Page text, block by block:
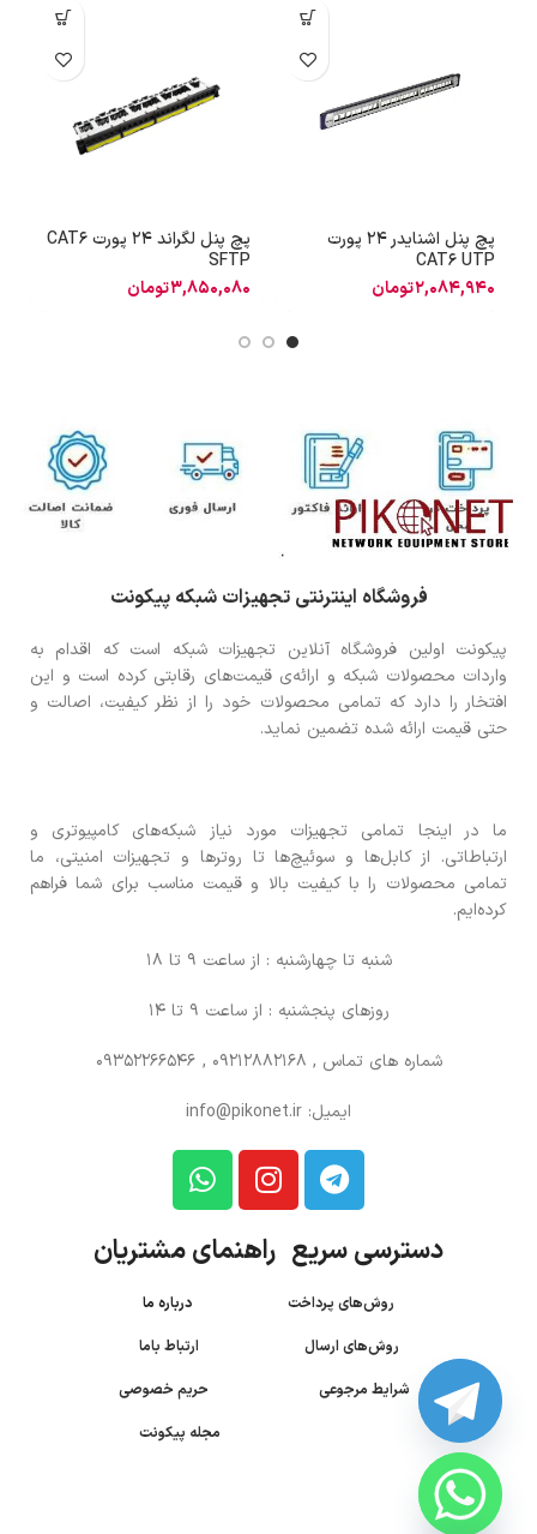
پچ پنل اشنایدر 24 پورت
CAT6 UTP
2,084,940تومان
پچ پنل لگراند 24 پورت CAT6
SFTP
3,850,080تومان
فروشگاه اینترنتی تجهیزات شبکه پیکونت
پیکونت اولین فروشگاه آنلاین تجهیزات شبکه است که اقدام به
واردات محصولات شبکه و ارائه‌ی قیمت‌های رقابتی کرده است و این
افتخار را دارد که تمامی محصولات خود را از نظر کیفیت، اصالت و
حتی قیمت ارائه شده تضمین نماید.
ما در اینجا تمامی تجهیزات مورد نیاز شبکه‌های کامپیوتری و
ارتباطاتی. از کابل‌ها و سوئیچ‌ها تا روترها و تجهیزات امنیتی، ما
تمامی محصولات را با کیفیت بالا و قیمت مناسب برای شما فراهم
کرده‌ایم.
شنبه تا چهارشنبه : از ساعت 9 تا 18
روزهای پنجشنبه : از ساعت 9 تا 14
شماره های تماس , 09212882168 , 09352266546
ایمیل: info@pikonet.ir
دسترسی سریع راهنمای مشتریان
روش‌های پرداخت درباره ما
روش‌های ارسال
ارتباط باما
شرایط مرجوعی
حریم خصوصی
مجله پیکونت
CHATY